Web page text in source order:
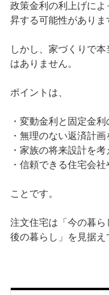
政策金利の利上げに
昇する可能性がありま
しかし、家づくりで
はありません。
ポイントは、
・変動金利と固定金
・無理のない返済計画
・家族の将来設計を考
・信頼できる住宅会
ことです。
注文住宅は「今の暮
後の暮らし」を見据え